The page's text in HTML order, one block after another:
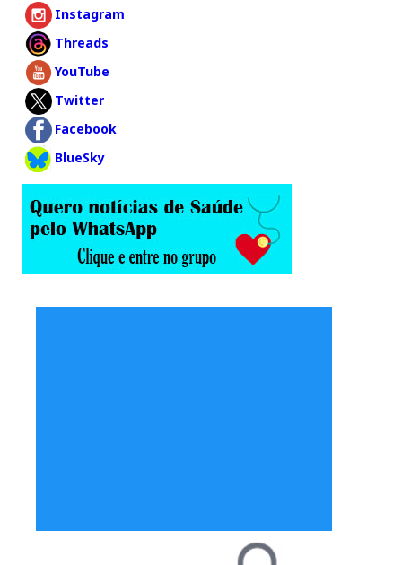
Instagram
Threads
YouTube
Twitter
Facebook
BlueSky